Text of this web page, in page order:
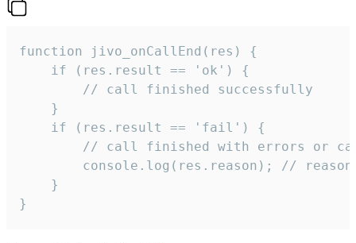
function jivo_onCallEnd(res) {
    if (res.result == 'ok') {
        // call finished successfully
    }
    if (res.result == 'fail') {
// call finished with errors or
console.log(res.reason); //
    }
}